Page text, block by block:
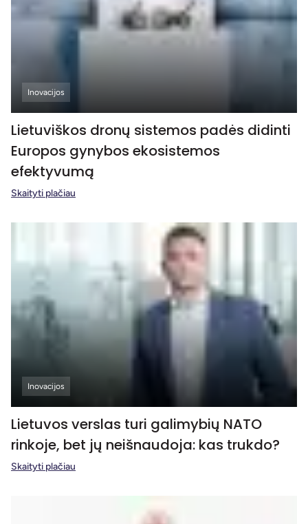
Inovacijos
Lietuviškos dronų sistemos padės didinti
Europos gynybos ekosistemos
efektyvumą
Skaityti plačiau
Inovacijos
Lietuvos verslas turi galimybių NATO
rinkoje, bet jų neišnaudoja: kas trukdo?
Skaityti plačiau